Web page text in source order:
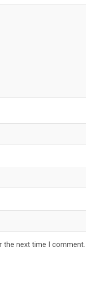
the next time I comment.